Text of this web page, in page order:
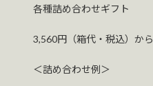
各種詰め合わせギフト
3,560円（箱代・税込）から
＜詰め合わせ例＞